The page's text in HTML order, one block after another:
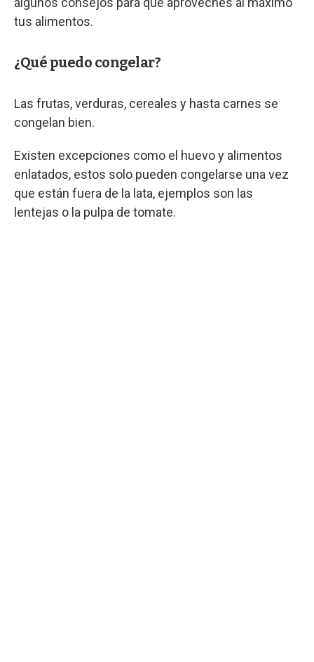
tus alimentos.
¿Qué puedo congelar?
Las frutas, verduras, cereales y hasta carnes se
congelan bien.
Existen excepciones como el huevo y alimentos
enlatados, estos solo pueden congelarse una vez
que están fuera de la lata, ejemplos son las
lentejas o la pulpa de tomate.